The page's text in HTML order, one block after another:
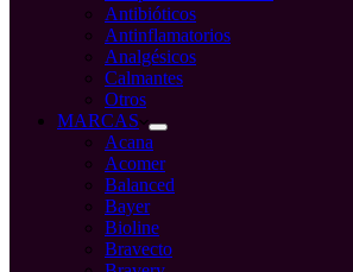
Antibióticos
Antinflamatorios
Analgésicos
Calmantes
Otros
MARCAS
Acana
Acomer
Balanced
Bayer
Bioline
Bravecto